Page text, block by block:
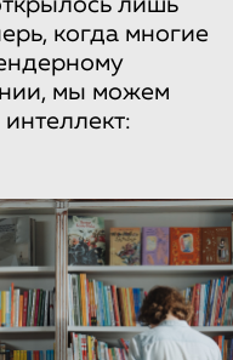
лишь
когда многие
мы можем